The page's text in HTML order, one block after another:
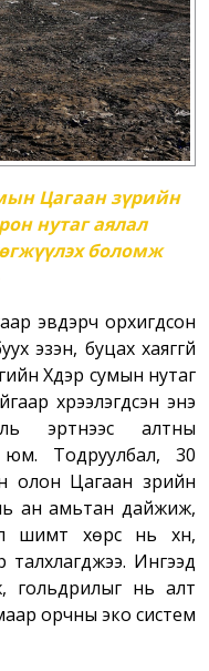
Цагаан зүрийн
нутаг аялал
боломж
эвдэрч орхигдсон
эзэн, буцах хаяггүй
Хүдэр сумын нутаг
хүрээлэгдсэн энэ
эртнээс алтны
юм. Тодруулбал, 30
олон Цагаан зүрийн
ан амьтан дайжиж,
шимт хөрс нь хүн,
Ингээд
гольдрилыг нь алт
орчны эко систем